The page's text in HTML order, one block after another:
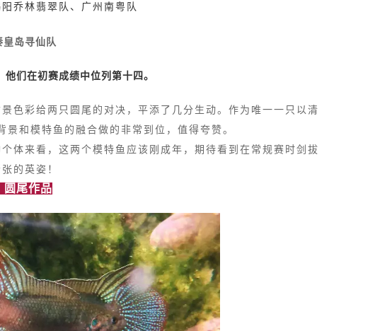
乔林翡翠队、广州南粤队
皇岛寻仙队
他们在初赛成绩中位列第十四。
色彩给两只圆尾的对决，平添了几分生动。作为唯一一只以清
和模特鱼的融合做的非常到位，值得夸赞。
体来看，这两个模特鱼应该刚成年，期待看到在常规赛时剑拔
的英姿！
圆尾作品